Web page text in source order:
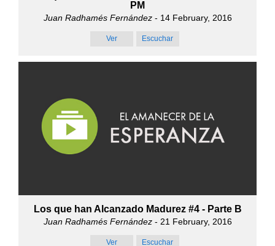
PM
Juan Radhamés Fernández- 14 February, 2016
Ver Escuchar
Los que han Alcanzado Madurez #4 - Parte B
Juan Radhamés Fernández- 21 February, 2016
Ver Escuchar